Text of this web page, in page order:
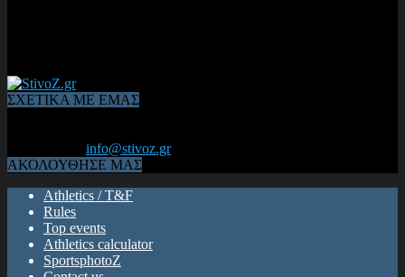
ΣΧΕΤΙΚΑ ΜΕ ΕΜΑΣ
info@stivoz.gr
ΑΚΟΛΟΥΘΗΣΕ ΜΑΣ
Athletics / T&F
Rules
Top events
Athletics calculator
SportsphotoZ